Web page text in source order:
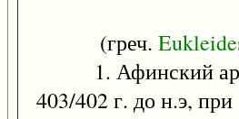
(греч.
1. Афинский
403/402 г. до н.э, при